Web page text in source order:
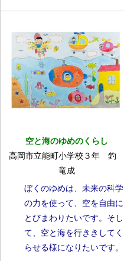
空と海のゆめのくらし
高岡市立能町小学校３年 釣
竜成
ぼくのゆめは、未来の科学
の力を使って、空を自由に
とびまわりたいです。そし
て、空と海を行ききしてく
らせる様になりたいです。